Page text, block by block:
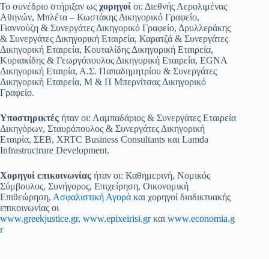
Το συνέδριο στήριξαν ως χορηγοί οι: Διεθνής Αερολιμένας
Αθηνών, Μπλέτα – Κωστάκης Δικηγορικό Γραφείο,
Γιαννούζη & Συνεργάτες Δικηγορικό Γραφείο, Δρυλλεράκης
& Συνεργάτες Δικηγορική Εταιρεία, Καρατζά & Συνεργάτες
Δικηγορική Εταιρεία, Κουταλίδης Δικηγορική Εταιρεία,
Κυριακίδης & Γεωργόπουλος Δικηγορική Εταιρεία, EGNA
Δικηγορική Εταιρία, Α.Σ. Παπαδημητρίου & Συνεργάτες
Δικηγορική Εταιρεία, M & Π Μπερνίτσας Δικηγορικό
Γραφείο.
Υποστηρικτές ήταν οι: Λαμπαδάριος & Συνεργάτες Εταιρεία
Δικηγόρων, Σταυρόπουλος & Συνεργάτες Δικηγορική
Εταιρία, ΣΕΒ, XRTC Business Consultants και Lamda
Infrastructrure Development.
Χορηγοί επικοινωνίας ήταν οι: Καθημερινή, Νομικός
Σύμβουλος, Συνήγορος, Επιχείρηση, Οικονομική
Επιθεώρηση, Ασφαλιστική Αγορά και χορηγοί διαδικτυακής
επικοινωνίας οι
www.greekjustice.gr, www.epixeirisi.grκαι www.economia.g
r